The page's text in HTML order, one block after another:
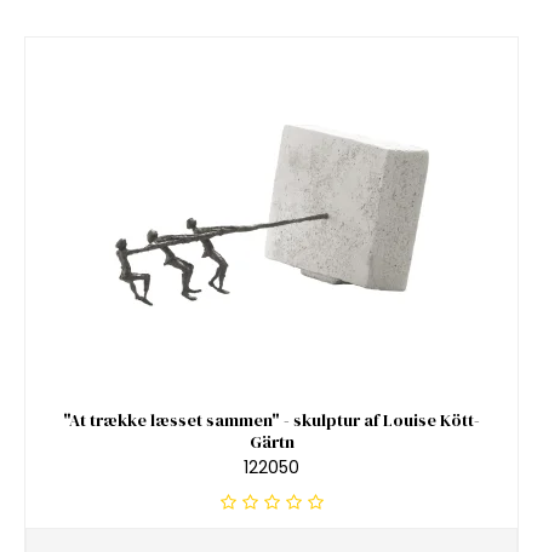
"At trække læsset sammen" - skulptur af Louise Kött-
Gärtn
122050